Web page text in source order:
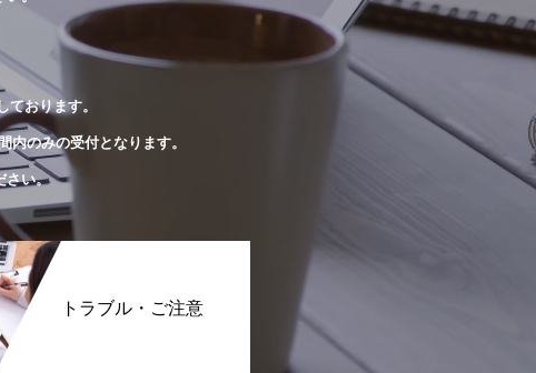
おります。
のみの受付となります。
さい。
トラブル・ご注意